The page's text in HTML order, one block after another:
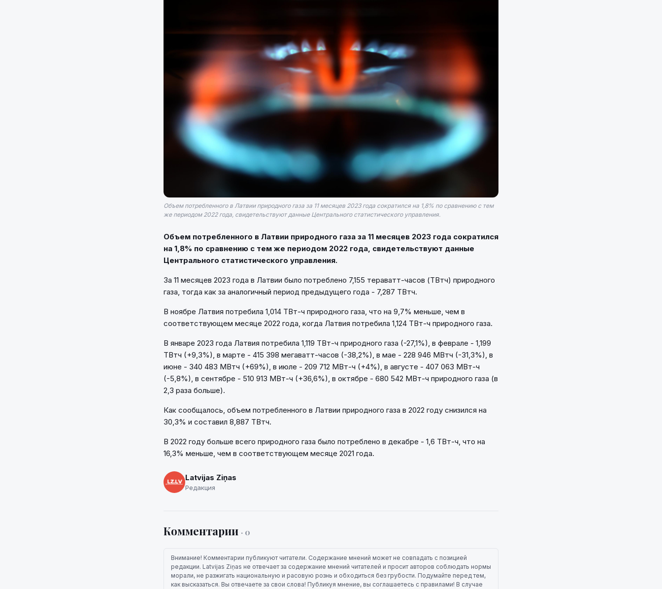
Объем потребленного в Латвии природного газа за 11 месяцев 2023 года сократился на 1,8% по сравнению с тем
же периодом 2022 года, свидетельствуют данные Центрального статистического управления.
Объем потребленного в Латвии природного газа за 11 месяцев 2023 года сократился
на 1,8% по сравнению с тем же периодом 2022 года, свидетельствуют данные
Центрального статистического управления.
За 11 месяцев 2023 года в Латвии было потреблено 7,155 тераватт-часов (ТВтч) природного
газа, тогда как за аналогичный период предыдущего года - 7,287 ТВтч.
В ноябре Латвия потребила 1,014 ТВт-ч природного газа, что на 9,7% меньше, чем в
соответствующем месяце 2022 года, когда Латвия потребила 1,124 ТВт-ч природного газа.
В январе 2023 года Латвия потребила 1,119 ТВт-ч природного газа (-27,1%), в феврале - 1,199
ТВтч (+9,3%), в марте - 415 398 мегаватт-часов (-38,2%), в мае - 228 946 МВтч (-31,3%), в
июне - 340 483 МВтч (+69%), в июле - 209 712 МВт-ч (+4%), в августе - 407 063 МВт-ч
(-5,8%), в сентябре - 510 913 МВт-ч (+36,6%), в октябре - 680 542 МВт-ч природного газа (в
2,3 раза больше).
Как сообщалось, объем потребленного в Латвии природного газа в 2022 году снизился на
30,3% и составил 8,887 ТВтч.
В 2022 году больше всего природного газа было потреблено в декабре - 1,6 ТВт-ч, что на
16,3% меньше, чем в соответствующем месяце 2021 года.
Latvijas Ziņas
Редакция
Комментарии · 0
Внимание! Комментарии публикуют читатели. Содержание мнений может не совпадать с позицией
редакции. Latvijas Ziņas не отвечает за содержание мнений читателей и просит авторов соблюдать нормы
морали, не разжигать национальную и расовую рознь и обходиться без грубости. Подумайте перед тем,
как высказаться. Вы отвечаете за свои слова! Публикуя мнение, вы соглашаетесь с правилами! В случае